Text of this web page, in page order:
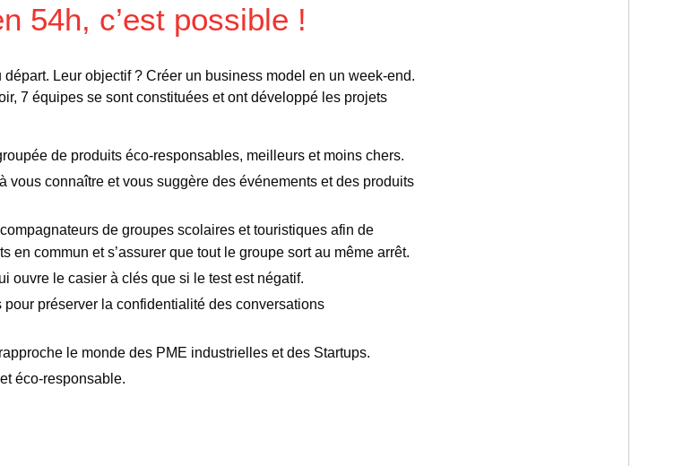
54h, c’est possible !
Leur objectif ? Créer un business model en un week-end.
7 équipes se sont constituées et ont développé les projets
de produits éco-responsables, meilleurs et moins chers.
vous connaître et vous suggère des événements et des produits
de groupes scolaires et touristiques afin de
en commun et s’assurer que tout le groupe sort au même arrêt.
ouvre le casier à clés que si le test est négatif.
pour préserver la confidentialité des conversations
le monde des PME industrielles et des Startups.
éco-responsable.